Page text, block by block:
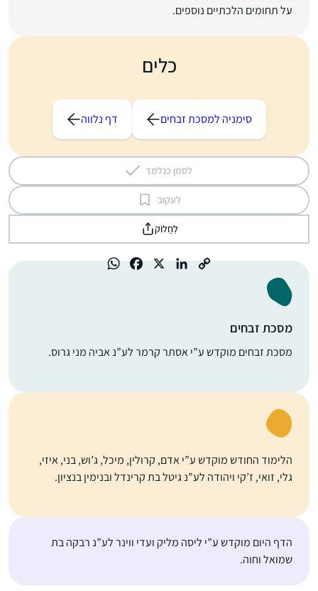
על תחומים הלכתיים נוספים.
כלים
סימניה למסכת זבחים דף נלווה
לסמן כנלמד
לעקוב
לַחֲלוֹק
מסכת זבחים
מסכת זבחים מוקדש ע”י אסתר קרמר לע”נ אביה מני גרוס.
הלימוד החודש מוקדש ע”י אדם, קרולין, מיכל, ג’וש, בני, איזי,
גלי, זואי, ז’קי ויהודה לע”נ גיטל בת קרינדל ובנימין בנציון.
הדף היום מוקדש ע”י ליסה מליק ועדי ווינר לע”נ רבקה בת
שמואל וחוה.